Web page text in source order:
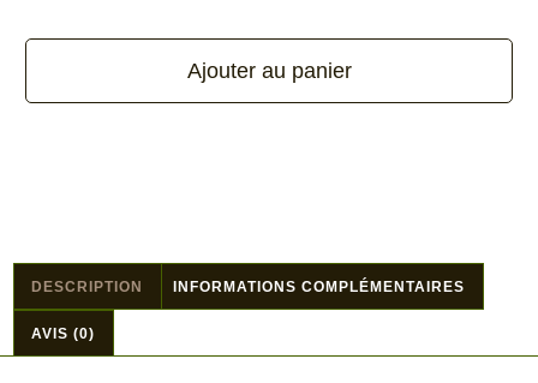
Ajouter au panier
DESCRIPTION INFORMATIONS COMPLÉMENTAIRES
AVIS (0)